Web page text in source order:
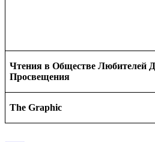
Чтения в Обществе Любителей
Просвещения
The Graphic